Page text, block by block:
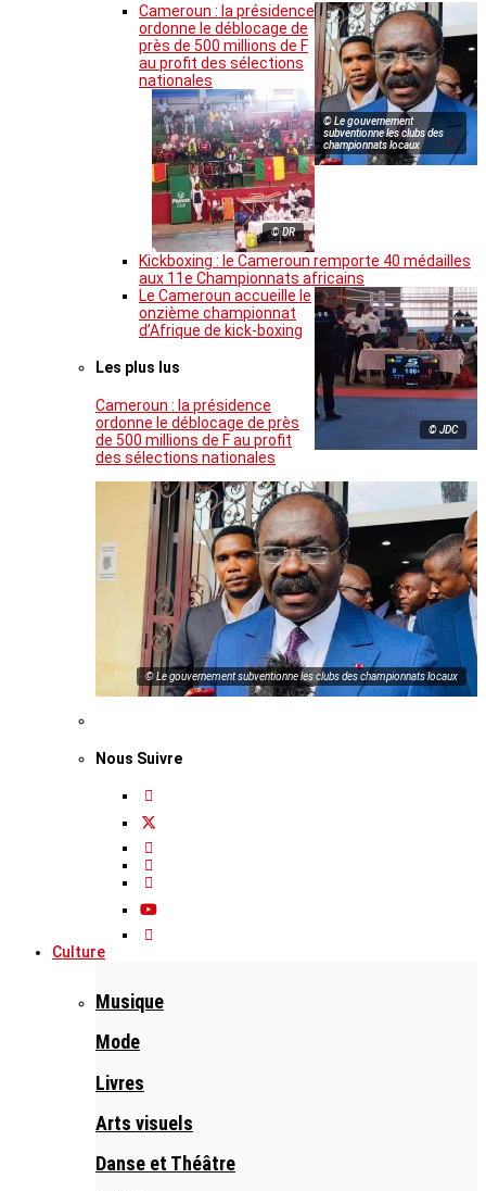
© Le gouvernement
subventionne les clubs des
championnats locaux
Cameroun : la présidence
ordonne le déblocage de
près de 500 millions de F
au profit des sélections
nationales
© DR
Kickboxing : le Cameroun remporte 40 médailles
aux 11e Championnats africains
© JDC
Le Cameroun accueille le
onzième championnat
d’Afrique de kick-boxing
Les plus lus
Cameroun : la présidence
ordonne le déblocage de près
de 500 millions de F au profit
des sélections nationales
© Le gouvernement subventionne les clubs des championnats locaux
Nous Suivre
Culture
Musique
Mode
Livres
Arts visuels
Danse et Théâtre